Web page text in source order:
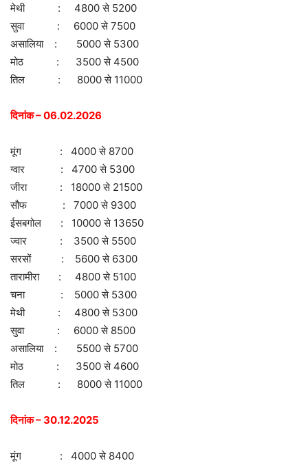
मेथी : 4800 से 5200
सुवा : 6000 से 7500
असालिया : 5000 से 5300
मोठ : 3500 से 4500
तिल : 8000 से 11000
दिनांक – 06.02.2026
मूंग : 4000 से 8700
ग्वार : 4700 से 5300
जीरा : 18000 से 21500
सौफ : 7000 से 9300
ईसबगोल : 10000 से 13650
ज्वार : 3500 से 5500
सरसों : 5600 से 6300
तारामीरा : 4800 से 5100
चना : 5000 से 5300
मेथी : 4800 से 5300
सुवा : 6000 से 8500
असालिया : 5500 से 5700
मोठ : 3500 से 4600
तिल : 8000 से 11000
दिनांक – 30.12.2025
मूंग : 4000 से 8400